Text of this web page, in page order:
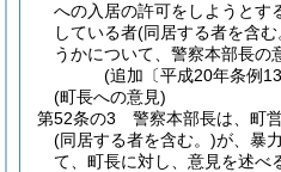
への入居の許可をしようとす
している者(同居する者を含む
うかについて、警察本部長の
(追加〔平成20年条例
(町長への意見)
第52条の3
警察本部長は、町
(同居する者を含む。)が、暴
て、町長に対し、意見を述べ